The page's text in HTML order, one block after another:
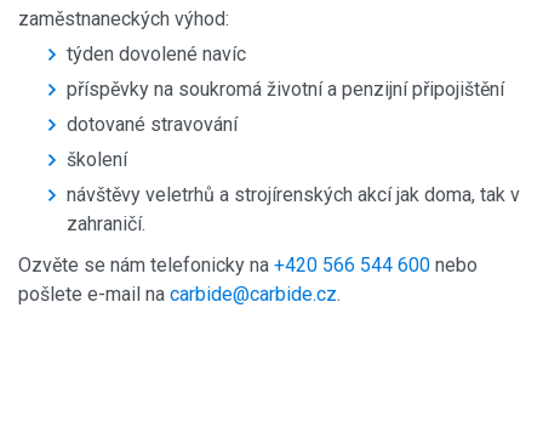
zaměstnaneckých výhod:
týden dovolené navíc
příspěvky na soukromá životní a penzijní připojištění
dotované stravování
školení
návštěvy veletrhů a strojírenských akcí jak doma, tak v
zahraničí.
Ozvěte se nám telefonicky na +420 566 544 600 nebo
pošlete e-mail na carbide@carbide.cz.